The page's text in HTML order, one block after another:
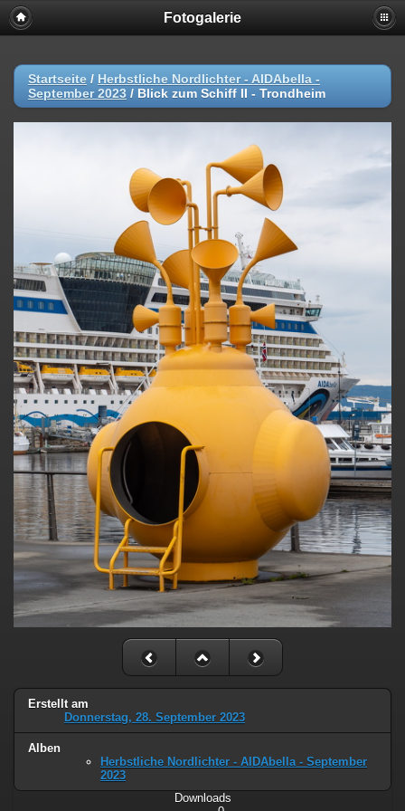
Fotogalerie
Startseite / Herbstliche Nordlichter - AIDAbella -
September 2023 / Blick zum Schiff II - Trondheim
Erstellt am
Donnerstag, 28. September 2023
Alben
Herbstliche Nordlichter - AIDAbella - September
2023
Downloads